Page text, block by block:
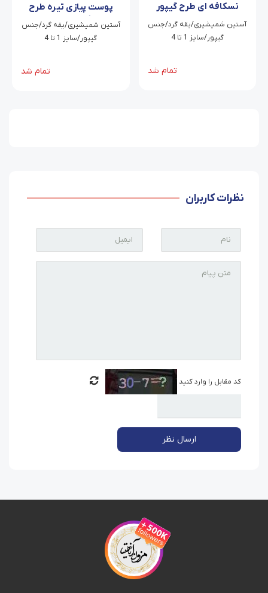
نسکافه ای طرح گیپور
زرین
آستین شمیشیری/یقه گرد/جنس
گیپور/سایز 1 تا 4
تمام شد
پوست پیازی تیره طرح
گیپور زرین
آستین شمیشیری/یقه گرد/جنس
گیپور/سایز 1 تا 4
تمام شد
نظرات کاربران
کد مقابل را وارد کنید
ارسال نظر